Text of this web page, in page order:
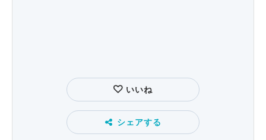
いいね
シェアする